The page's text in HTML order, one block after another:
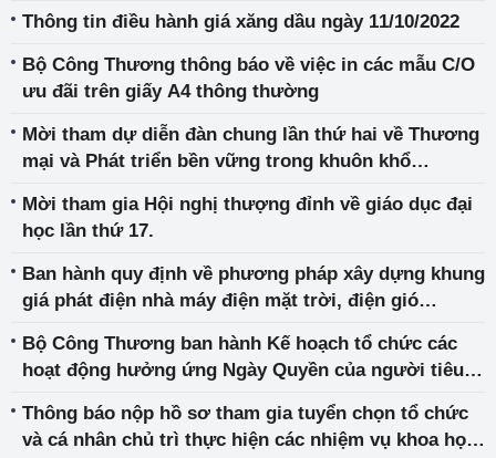
Thông tin điều hành giá xăng dầu ngày 11/10/2022
Bộ Công Thương thông báo về việc in các mẫu C/O
ưu đãi trên giấy A4 thông thường
Mời tham dự diễn đàn chung lần thứ hai về Thương
mại và Phát triển bền vững trong khuôn khổ
Mời tham gia Hội nghị thượng đỉnh về giáo dục đại
học lần thứ 17.
Ban hành quy định về phương pháp xây dựng khung
giá phát điện nhà máy điện mặt trời, điện gió
Bộ Công Thương ban hành Kế hoạch tổ chức các
hoạt động hưởng ứng Ngày Quyền của người tiêu
Thông báo nộp hồ sơ tham gia tuyển chọn tổ chức
và cá nhân chủ trì thực hiện các nhiệm vụ khoa học